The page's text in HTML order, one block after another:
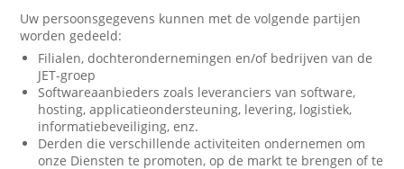
Uw persoonsgegevens kunnen met de volgende partijen
worden gedeeld:
Filialen, dochterondernemingen en/of bedrijven van de
JET-groep
Softwareaanbieders zoals leveranciers van software,
hosting, applicatieondersteuning, levering, logistiek,
informatiebeveiliging, enz.
Derden die verschillende activiteiten ondernemen om
onze Diensten te promoten, op de markt te brengen of te